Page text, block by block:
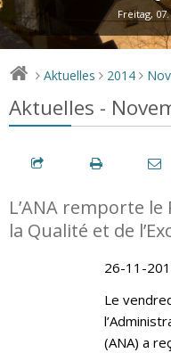
Freitag,
> Aktuelles > 2014 >
Aktuelles -
L’ANA remporte
la Qualité et de
26-11-
Le
(ANA) a